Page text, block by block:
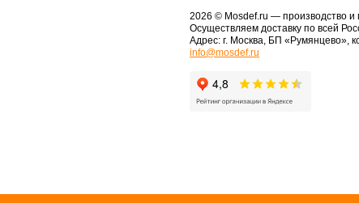
2026 © Mosdef.ru — производство
Осуществляем доставку по всей
Адрес: г. Москва, БП «Румянцево»,
info@mosdef.ru